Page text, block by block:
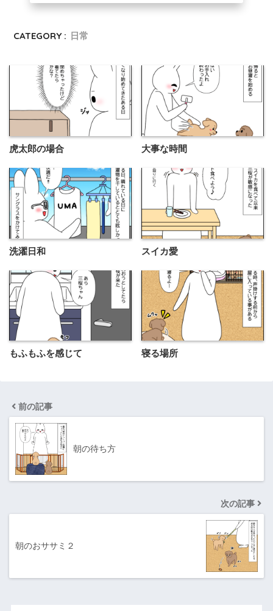
CATEGORY : 日常
虎太郎の場合 大事な時間
洗濯日和 スイカ愛
もふもふを感じて 寝る場所
前の記事
朝の待ち方
次の記事
朝のおササミ２